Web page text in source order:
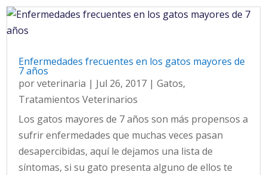
Enfermedades frecuentes en los gatos mayores de
7 años
porveterinaria | Jul 26, 2017 |Gatos,
Tratamientos Veterinarios
Los gatos mayores de 7 años son más propensos a
sufrir enfermedades que muchas veces pasan
desapercibidas, aquí le dejamos una lista de
síntomas, si su gato presenta alguno de ellos te